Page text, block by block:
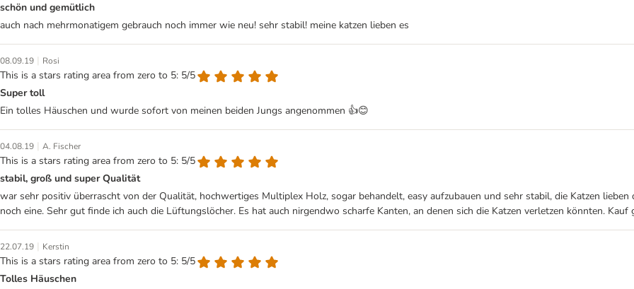
schön und gemütlich
auch nach mehrmonatigem gebrauch noch immer wie neu! sehr stabil! meine katzen lieben es
08.09.19 | Rosi
This is a stars rating area from zero to 5: 5/5
Super toll
Ein tolles Häuschen und wurde sofort von meinen beiden Jungs angenommen 👍😊
04.08.19 | A. Fischer
This is a stars rating area from zero to 5: 5/5
stabil, groß und super Qualität
war sehr positiv überrascht von der Qualität, hochwertiges Multiplex Holz, sogar behandelt, easy aufzubauen und sehr stabil, die Katzen
noch eine. Sehr gut finde ich auch die Lüftungslöcher. Es hat auch nirgendwo scharfe Kanten, an denen sich die Katzen verletzen könnten. Kauf
22.07.19 | Kerstin
This is a stars rating area from zero to 5: 5/5
Tolles Häuschen